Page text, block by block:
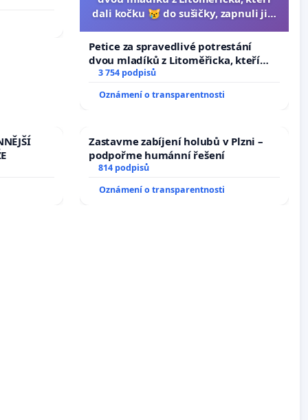
dali kočku 😿 do sušičky, zapnuli ji a
Petice za spravedlivé potrestání
dvou mladíků z Litoměřicka, kteří
dali kočku 😿 do sušičky, zapnuli ji a
3 754 podpisů
Oznámení o transparentnosti
Zastavme zabíjení holubů v Plzni –
podpořme humánní řešení
814 podpisů
Oznámení o transparentnosti